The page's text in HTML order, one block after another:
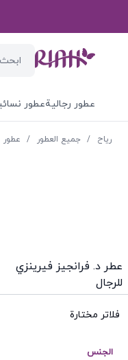
عطور رجاليةعطور
ریاح / جميع العطور / عطور
عطر د. فرانجيز فيرينزي
للرجال
فلاتر مختارة
الجنس